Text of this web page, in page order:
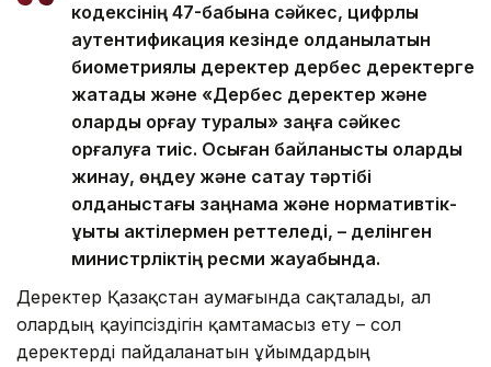
кодексінің 47-бабына сәйкес, цифрлық
аутентификация кезінде қолданылатын
биометриялық деректер дербес деректерге
жатады және «Дербес деректер және
оларды қорғау туралы» заңға сәйкес
қорғалуға тиіс. Осыған байланысты оларды
жинау, өңдеу және сақтау тәртібі
қолданыстағы заңнама және нормативтік-
құқықтық актілермен реттеледі, – делінген
министрліктің ресми жауабында.
Деректер Қазақстан аумағында сақталады, ал
олардың қауіпсіздігін қамтамасыз ету – сол
деректерді пайдаланатын ұйымдардың